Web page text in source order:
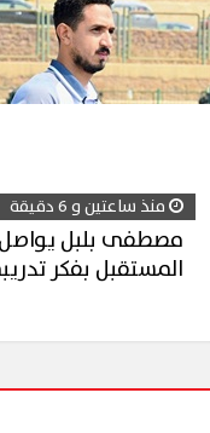
منذ ساعتين و 6 دقيقة
مصطفى بلبل
المستقبل بفكر